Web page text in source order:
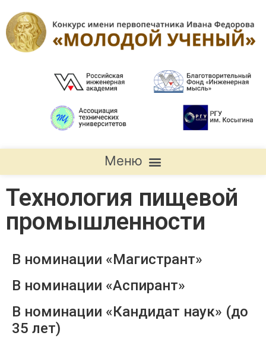
Технология пищевой
промышленности
В номинации «Магистрант»
В номинации «Аспирант»
В номинации «Кандидат наук» (до
35 лет)